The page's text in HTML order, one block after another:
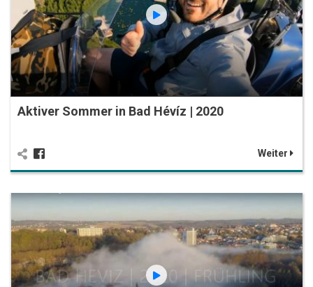
Aktiver Sommer in Bad Hévíz | 2020
Weiter